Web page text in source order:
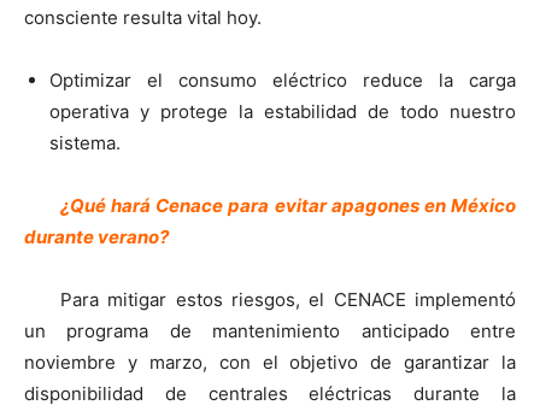
consciente resulta vital hoy.
Optimizar el consumo eléctrico reduce la carga
operativa y protege la estabilidad de todo nuestro
sistema.
¿Qué hará Cenace para evitar apagones en México
durante verano?
Para mitigar estos riesgos, el CENACE implementó
un programa de mantenimiento anticipado entre
noviembre y marzo, con el objetivo de garantizar la
disponibilidad de centrales eléctricas durante la